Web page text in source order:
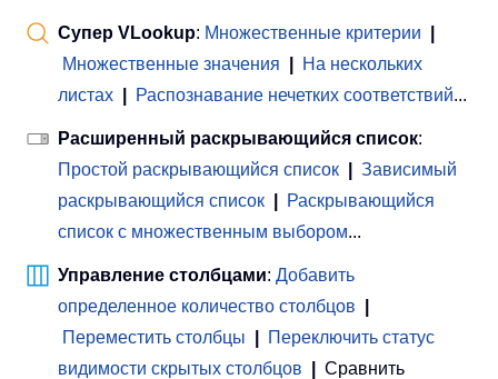
Супер VLookup: Множественные критерии
Множественные значения
На нескольких
листах
Распознавание нечетких соответствий...
Расширенный раскрывающийся список:
Простой раскрывающийся список
Зависимый
раскрывающийся список
Раскрывающийся
список с множественным выбором...
Управление столбцами: Добавить
определенное количество столбцов
Переместить столбцы
Переключить статус
видимости скрытых столбцов
Сравнить